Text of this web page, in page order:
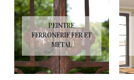
PEINTRE
FERRONERIE FER ET
METAL